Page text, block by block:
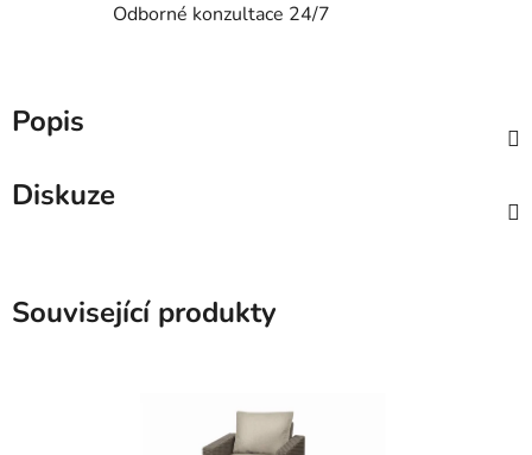
Odborné konzultace 24/7
Popis
Diskuze
Související produkty